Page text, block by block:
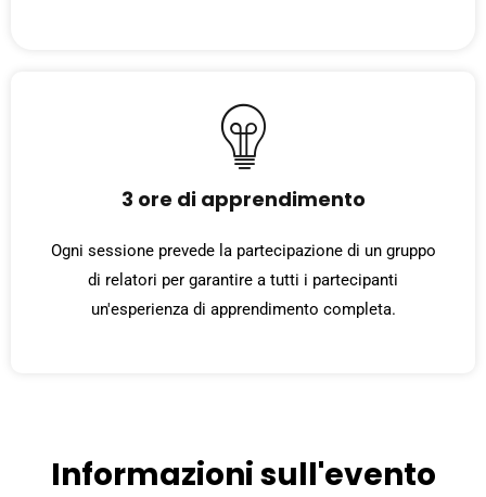
3 ore di apprendimento
Ogni sessione prevede la partecipazione di un gruppo
di relatori per garantire a tutti i partecipanti
un'esperienza di apprendimento completa.
Informazioni sull'evento